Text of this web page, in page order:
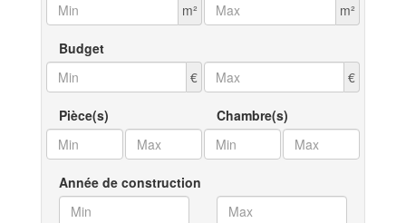
m²
m²
Budget
€
€
Pièce(s) Chambre(s)
Année de construction